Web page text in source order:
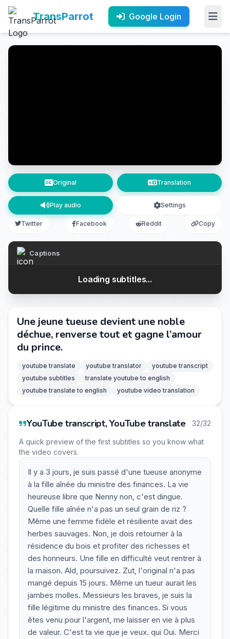
TransParrot Google Login
Original Translation
Play audio Settings
Twitter Facebook Reddit Copy
Captions
Loading subtitles...
Une jeune tueuse devient une noble
déchue, renverse tout et gagne l’amour
du prince.
youtube translate youtube translator
youtube transcript
youtube subtitles
translate youtube to english
youtube translate to english
youtube video translation
YouTube transcript, YouTube translate 32/32
A quick preview of the first subtitles so you know what
the video covers.
Il y a 3 jours, je suis passé d'une tueuse anonyme
à la fille aînée du ministre des finances. La vie
heureuse libre que Nenny non, c'est dingue.
Quelle fille aînée n'a pas un seul grain de riz ?
Même une femme fidèle et résiliente avait des
herbes sauvages. Non, je dois retourner à la
résidence du bois et profiter des richesses et
des honneurs. Une fille en difficulté veut rentrer à
la maison. Ald, poursuivez. Zut, l'original n'a pas
mangé depuis 15 jours. Même un tueur aurait les
jambes molles. Messieurs les braves, je suis la
fille légitime du ministre des finances. Si vous
êtes venu pour l'argent, me laisser en vie à plus
de valeur. C'est ta vie que je veux. qui Oui. Merci